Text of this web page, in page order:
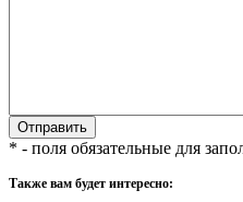
* - поля обязательные для
Также вам будет интересно: